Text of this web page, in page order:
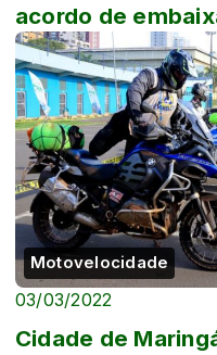
acordo de
Motovelocidade
03/03/2022
Cidade de